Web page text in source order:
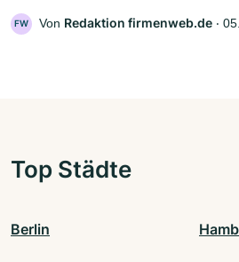
FW Von Redaktion firmenweb.de ‧
Top Städte
Berlin